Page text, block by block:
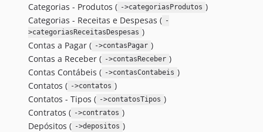
Categorias - Produtos ( ->categoriasProdutos )
Categorias - Receitas e Despesas ( -
>categoriasReceitasDespesas )
Contas a Pagar ( ->contasPagar )
Contas a Receber ( ->contasReceber )
Contas Contábeis ( ->contasContabeis )
Contatos ( ->contatos )
Contatos - Tipos ( ->contatosTipos )
Contratos ( ->contratos )
Depósitos ( ->depositos )